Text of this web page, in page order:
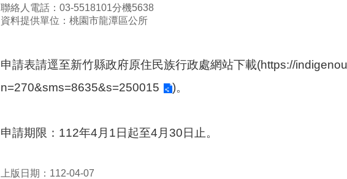
聯絡人電話：03-5518101分機5638
資料提供單位：桃園市龍潭區公所
申請表請逕至新竹縣政府原住民族行政處網站下載(https://
n=270&sms=8635&s=250015
)。
申請期限：112年4月1日起至4月30日止。
上版日期：112-04-07